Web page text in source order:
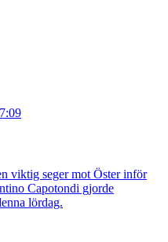
viktig seger mot Öster inför
Capotondi gjorde
lördag.